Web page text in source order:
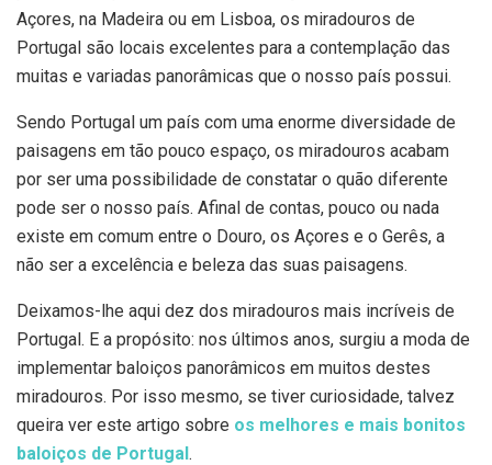
Açores, na Madeira ou em Lisboa, os miradouros de
Portugal são locais excelentes para a contemplação das
muitas e variadas panorâmicas que o nosso país possui.
Sendo Portugal um país com uma enorme diversidade de
paisagens em tão pouco espaço, os miradouros acabam
por ser uma possibilidade de constatar o quão diferente
pode ser o nosso país. Afinal de contas, pouco ou nada
existe em comum entre o Douro, os Açores e o Gerês, a
não ser a excelência e beleza das suas paisagens.
Deixamos-lhe aqui dez dos miradouros mais incríveis de
Portugal. E a propósito: nos últimos anos, surgiu a moda de
implementar baloiços panorâmicos em muitos destes
miradouros. Por isso mesmo, se tiver curiosidade, talvez
queira ver este artigo sobre os melhores e mais bonitos
baloiços de Portugal.